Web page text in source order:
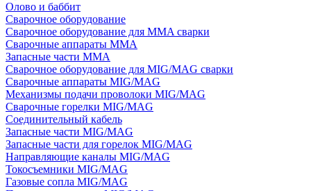
Олово и баббит
Сварочное оборудование
Сварочное оборудование для MMA сварки
Сварочные аппараты MMA
Запасные части MMA
Сварочное оборудование для MIG/MAG сварки
Сварочные аппараты MIG/MAG
Механизмы подачи проволоки MIG/MAG
Сварочные горелки MIG/MAG
Соединительный кабель
Запасные части MIG/MAG
Запасные части для горелок MIG/MAG
Направляющие каналы MIG/MAG
Токосъемники MIG/MAG
Газовые сопла MIG/MAG